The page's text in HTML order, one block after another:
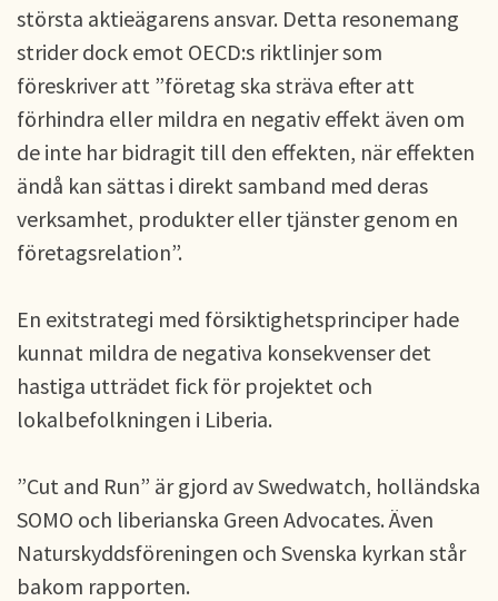
största aktieägarens ansvar. Detta resonemang
strider dock emot OECD:s riktlinjer som
föreskriver att ”företag ska sträva efter att
förhindra eller mildra en negativ effekt även om
de inte har bidragit till den effekten, när effekten
ändå kan sättas i direkt samband med deras
verksamhet, produkter eller tjänster genom en
företagsrelation”.
En exitstrategi med försiktighetsprinciper hade
kunnat mildra de negativa konsekvenser det
hastiga utträdet fick för projektet och
lokalbefolkningen i Liberia.
”Cut and Run” är gjord av Swedwatch, holländska
SOMO och liberianska Green Advocates. Även
Naturskyddsföreningen och Svenska kyrkan står
bakom rapporten.